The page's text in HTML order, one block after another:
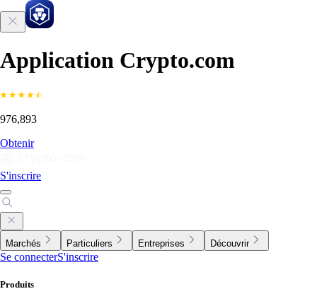
Application Crypto.com
976,893
Obtenir
S'inscrire
Marchés Particuliers Entreprises Découvrir
Se connecterS'inscrire
Produits